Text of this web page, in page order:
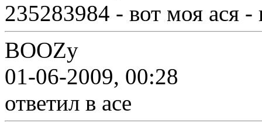
235283984 - вот моя ася -
BOOZy
01-06-2009, 00:28
ответил в асе